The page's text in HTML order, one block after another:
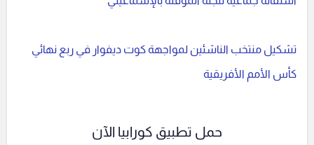
تشكيل منتخب الناشئين لمواجهة كوت ديفوار في ربع نهائي
كأس الأمم الأفريقية
حمل تطبيق كورابيا الآن